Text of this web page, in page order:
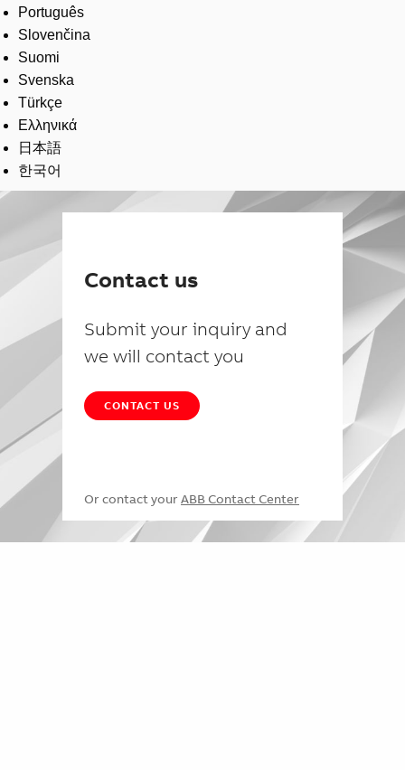
Português
Slovenčina
Suomi
Svenska
Türkçe
Ελληνικά
日本語
한국어
Contact us
Submit your inquiry and
we will contact you
CONTACT US
Or contact your ABB Contact Center